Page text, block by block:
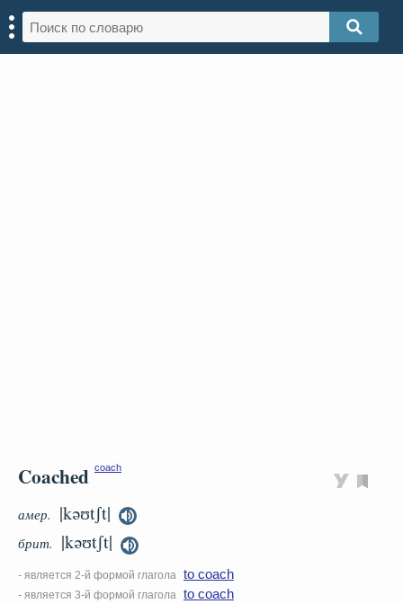
Coached coach
амер. |kəʊtʃt|
брит. |kəʊtʃt|
- является 2-й формой глагола to coach
- является 3-й формой глагола to coach